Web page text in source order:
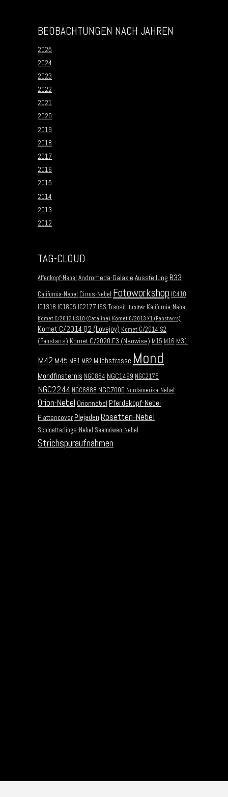
BEOBACHTUNGEN NACH JAHREN
2025
2024
2023
2022
2021
2020
2019
2018
2017
2016
2015
2014
2013
2012
TAG-CLOUD
Affenkopf-Nebel Andromeda-Galaxie Ausstellung B33
California-Nebel Cirrus-Nebel Fotoworkshop IC410
IC1318 IC1805 IC2177 ISS-Transit Jupiter Kalifornia-Nebel
Komet C/2013 US10 (Catalina) Komet C/2013 X1 (Panstarrs)
Komet C/2014 Q2 (Lovejoy) Komet C/2014 S2
(Panstarrs) Komet C/2020 F3 (Neowise) M15 M16 M31
M42 M45 M81 M82 Milchstrasse Mond
Mondfinsternis NGC884 NGC1499 NGC2175
NGC2244 NGC6888 NGC7000 Nordamerika-Nebel
Orion-Nebel Orionnebel Pferdekopf-Nebel
Plattencover Plejaden Rosetten-Nebel
Schmetterlings-Nebel Seemöwen-Nebel
Strichspuraufnahmen